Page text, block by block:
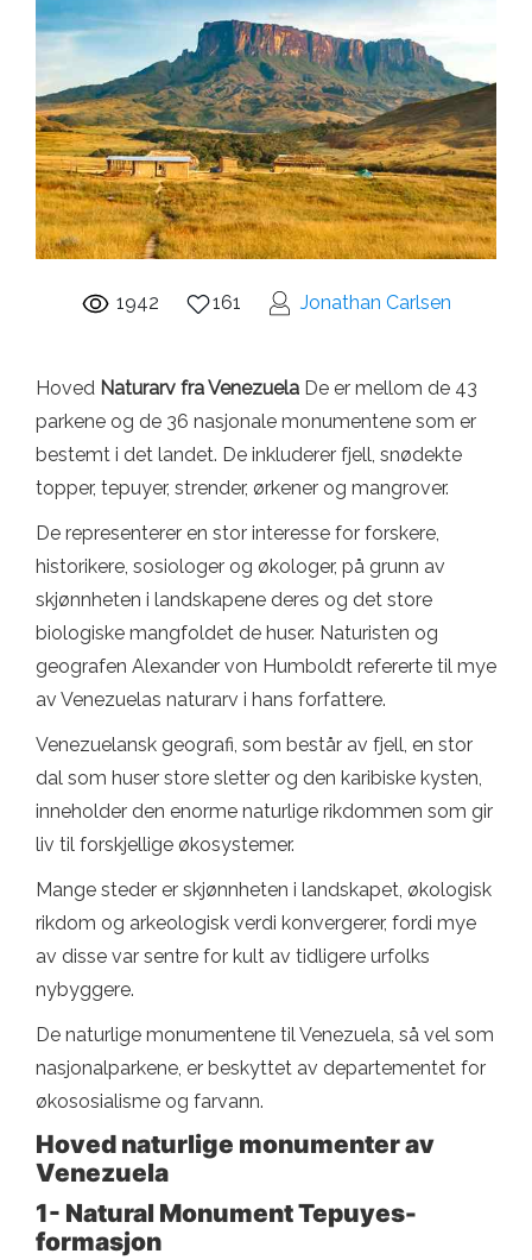
1942 161 Jonathan Carlsen
Hoved Naturarv fra Venezuela De er mellom de 43
parkene og de 36 nasjonale monumentene som er
bestemt i det landet. De inkluderer fjell, snødekte
topper, tepuyer, strender, ørkener og mangrover.
De representerer en stor interesse for forskere,
historikere, sosiologer og økologer, på grunn av
skjønnheten i landskapene deres og det store
biologiske mangfoldet de huser. Naturisten og
geografen Alexander von Humboldt refererte til mye
av Venezuelas naturarv i hans forfattere.
Venezuelansk geografi, som består av fjell, en stor
dal som huser store sletter og den karibiske kysten,
inneholder den enorme naturlige rikdommen som gir
liv til forskjellige økosystemer.
Mange steder er skjønnheten i landskapet, økologisk
rikdom og arkeologisk verdi konvergerer, fordi mye
av disse var sentre for kult av tidligere urfolks
nybyggere.
De naturlige monumentene til Venezuela, så vel som
nasjonalparkene, er beskyttet av departementet for
økososialisme og farvann.
Hoved naturlige monumenter av
Venezuela
1- Natural Monument Tepuyes-
formasjon